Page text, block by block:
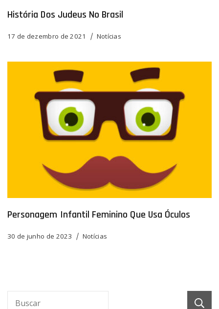
História Dos Judeus No Brasil
17 de dezembro de 2021 Notícias
Personagem Infantil Feminino Que Usa Óculos
30 de junho de 2023 Notícias